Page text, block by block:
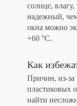
солнце,
надежный,
окна можно
+60 °C.
Как
Причин, из-за
пластиковых
найти